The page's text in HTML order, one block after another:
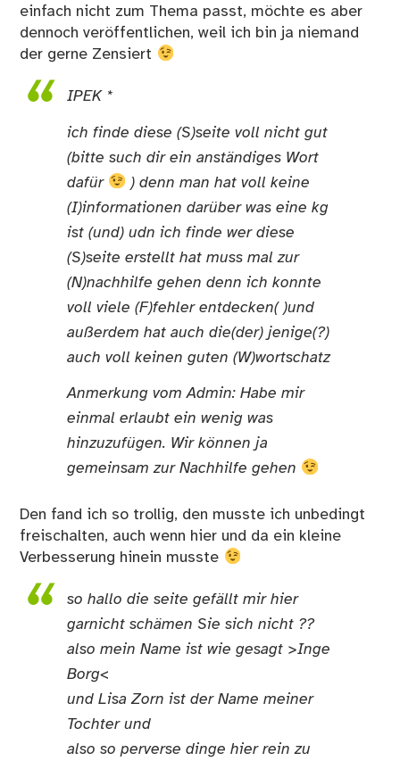
einfach nicht zum Thema passt, möchte es aber
dennoch veröffentlichen, weil ich bin ja niemand
der gerne Zensiert
IPEK *
ich finde diese (S)seite voll nicht gut
(bitte such dir ein anständiges Wort
dafür
) denn man hat voll keine
(I)informationen darüber was eine kg
ist (und) udn ich finde wer diese
(S)seite erstellt hat muss mal zur
(N)nachhilfe gehen denn ich konnte
voll viele (F)fehler entdecken( )und
außerdem hat auch die(der) jenige(?)
auch voll keinen guten (W)wortschatz
Anmerkung vom Admin: Habe mir
einmal erlaubt ein wenig was
hinzuzufügen. Wir können ja
gemeinsam zur Nachhilfe gehen
Den fand ich so trollig, den musste ich unbedingt
freischalten, auch wenn hier und da ein kleine
Verbesserung hinein musste
so hallo die seite gefällt mir hier
garnicht schämen Sie sich nicht ??
also mein Name ist wie gesagt >Inge
Borg<
und Lisa Zorn ist der Name meiner
Tochter und
also so perverse dinge hier rein zu